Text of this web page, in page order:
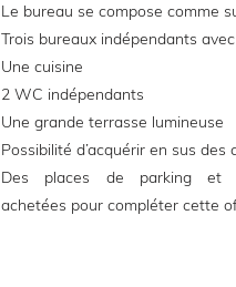
Le bureau se compose comme
Trois bureaux indépendants
Une cuisine
2 WC indépendants
Une grande terrasse lumineuse
Possibilité d’acquérir en sus
Des places de parking et
achetées pour compléter cette